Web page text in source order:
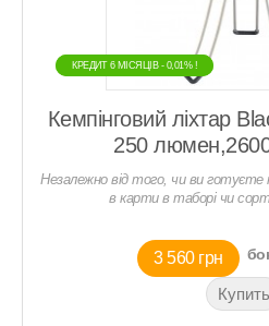
КРЕДИТ 6 МIСЯЦIВ - 0,01% !
КРЕДИТ 6 МIСЯЦIВ - 0,01% !
Кемпінговий ліхтар
250
Незалежно від того, чи ви готуєте
в карти в таборі чи
3 560 грн